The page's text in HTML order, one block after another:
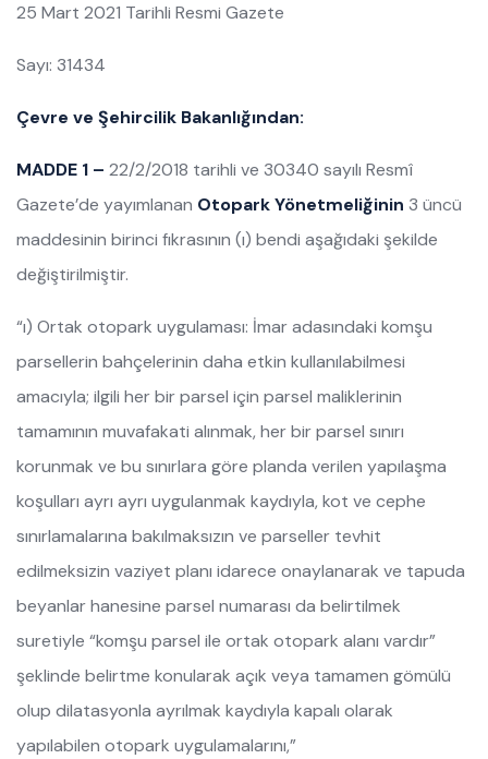
25 Mart 2021 Tarihli Resmi Gazete
Sayı: 31434
Çevre ve Şehircilik Bakanlığından:
MADDE 1 – 22/2/2018 tarihli ve 30340 sayılı Resmî
Gazete’de yayımlanan Otopark Yönetmeliğinin 3 üncü
maddesinin birinci fıkrasının (ı) bendi aşağıdaki şekilde
değiştirilmiştir.
“ı) Ortak otopark uygulaması: İmar adasındaki komşu
parsellerin bahçelerinin daha etkin kullanılabilmesi
amacıyla; ilgili her bir parsel için parsel maliklerinin
tamamının muvafakati alınmak, her bir parsel sınırı
korunmak ve bu sınırlara göre planda verilen yapılaşma
koşulları ayrı ayrı uygulanmak kaydıyla, kot ve cephe
sınırlamalarına bakılmaksızın ve parseller tevhit
edilmeksizin vaziyet planı idarece onaylanarak ve tapuda
beyanlar hanesine parsel numarası da belirtilmek
suretiyle “komşu parsel ile ortak otopark alanı vardır”
şeklinde belirtme konularak açık veya tamamen gömülü
olup dilatasyonla ayrılmak kaydıyla kapalı olarak
yapılabilen otopark uygulamalarını,”